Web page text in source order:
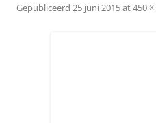
Gepubliceerd 25 juni 2015at450